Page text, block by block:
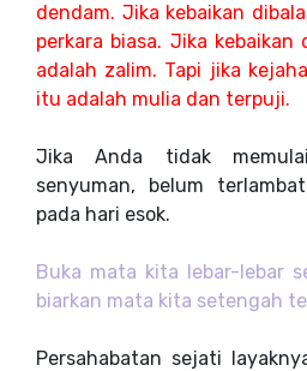
dendam. Jika kebaikan
perkara biasa. Jika
adalah zalim. Tapi jika
itu adalah mulia dan terpuji.
Jika Anda tidak
senyuman, belum
pada hari esok.
Buka mata kita lebar-lebar
biarkan mata kita setengah
Persahabatan sejati